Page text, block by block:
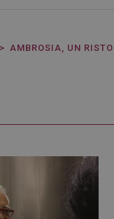
AMBROSIA, UN